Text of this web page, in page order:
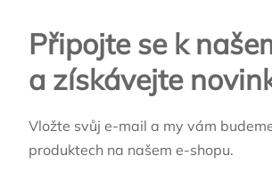
Připojte se k
a získávejte
Vložte svůj e-mail a my vám
produktech na našem e-shopu.